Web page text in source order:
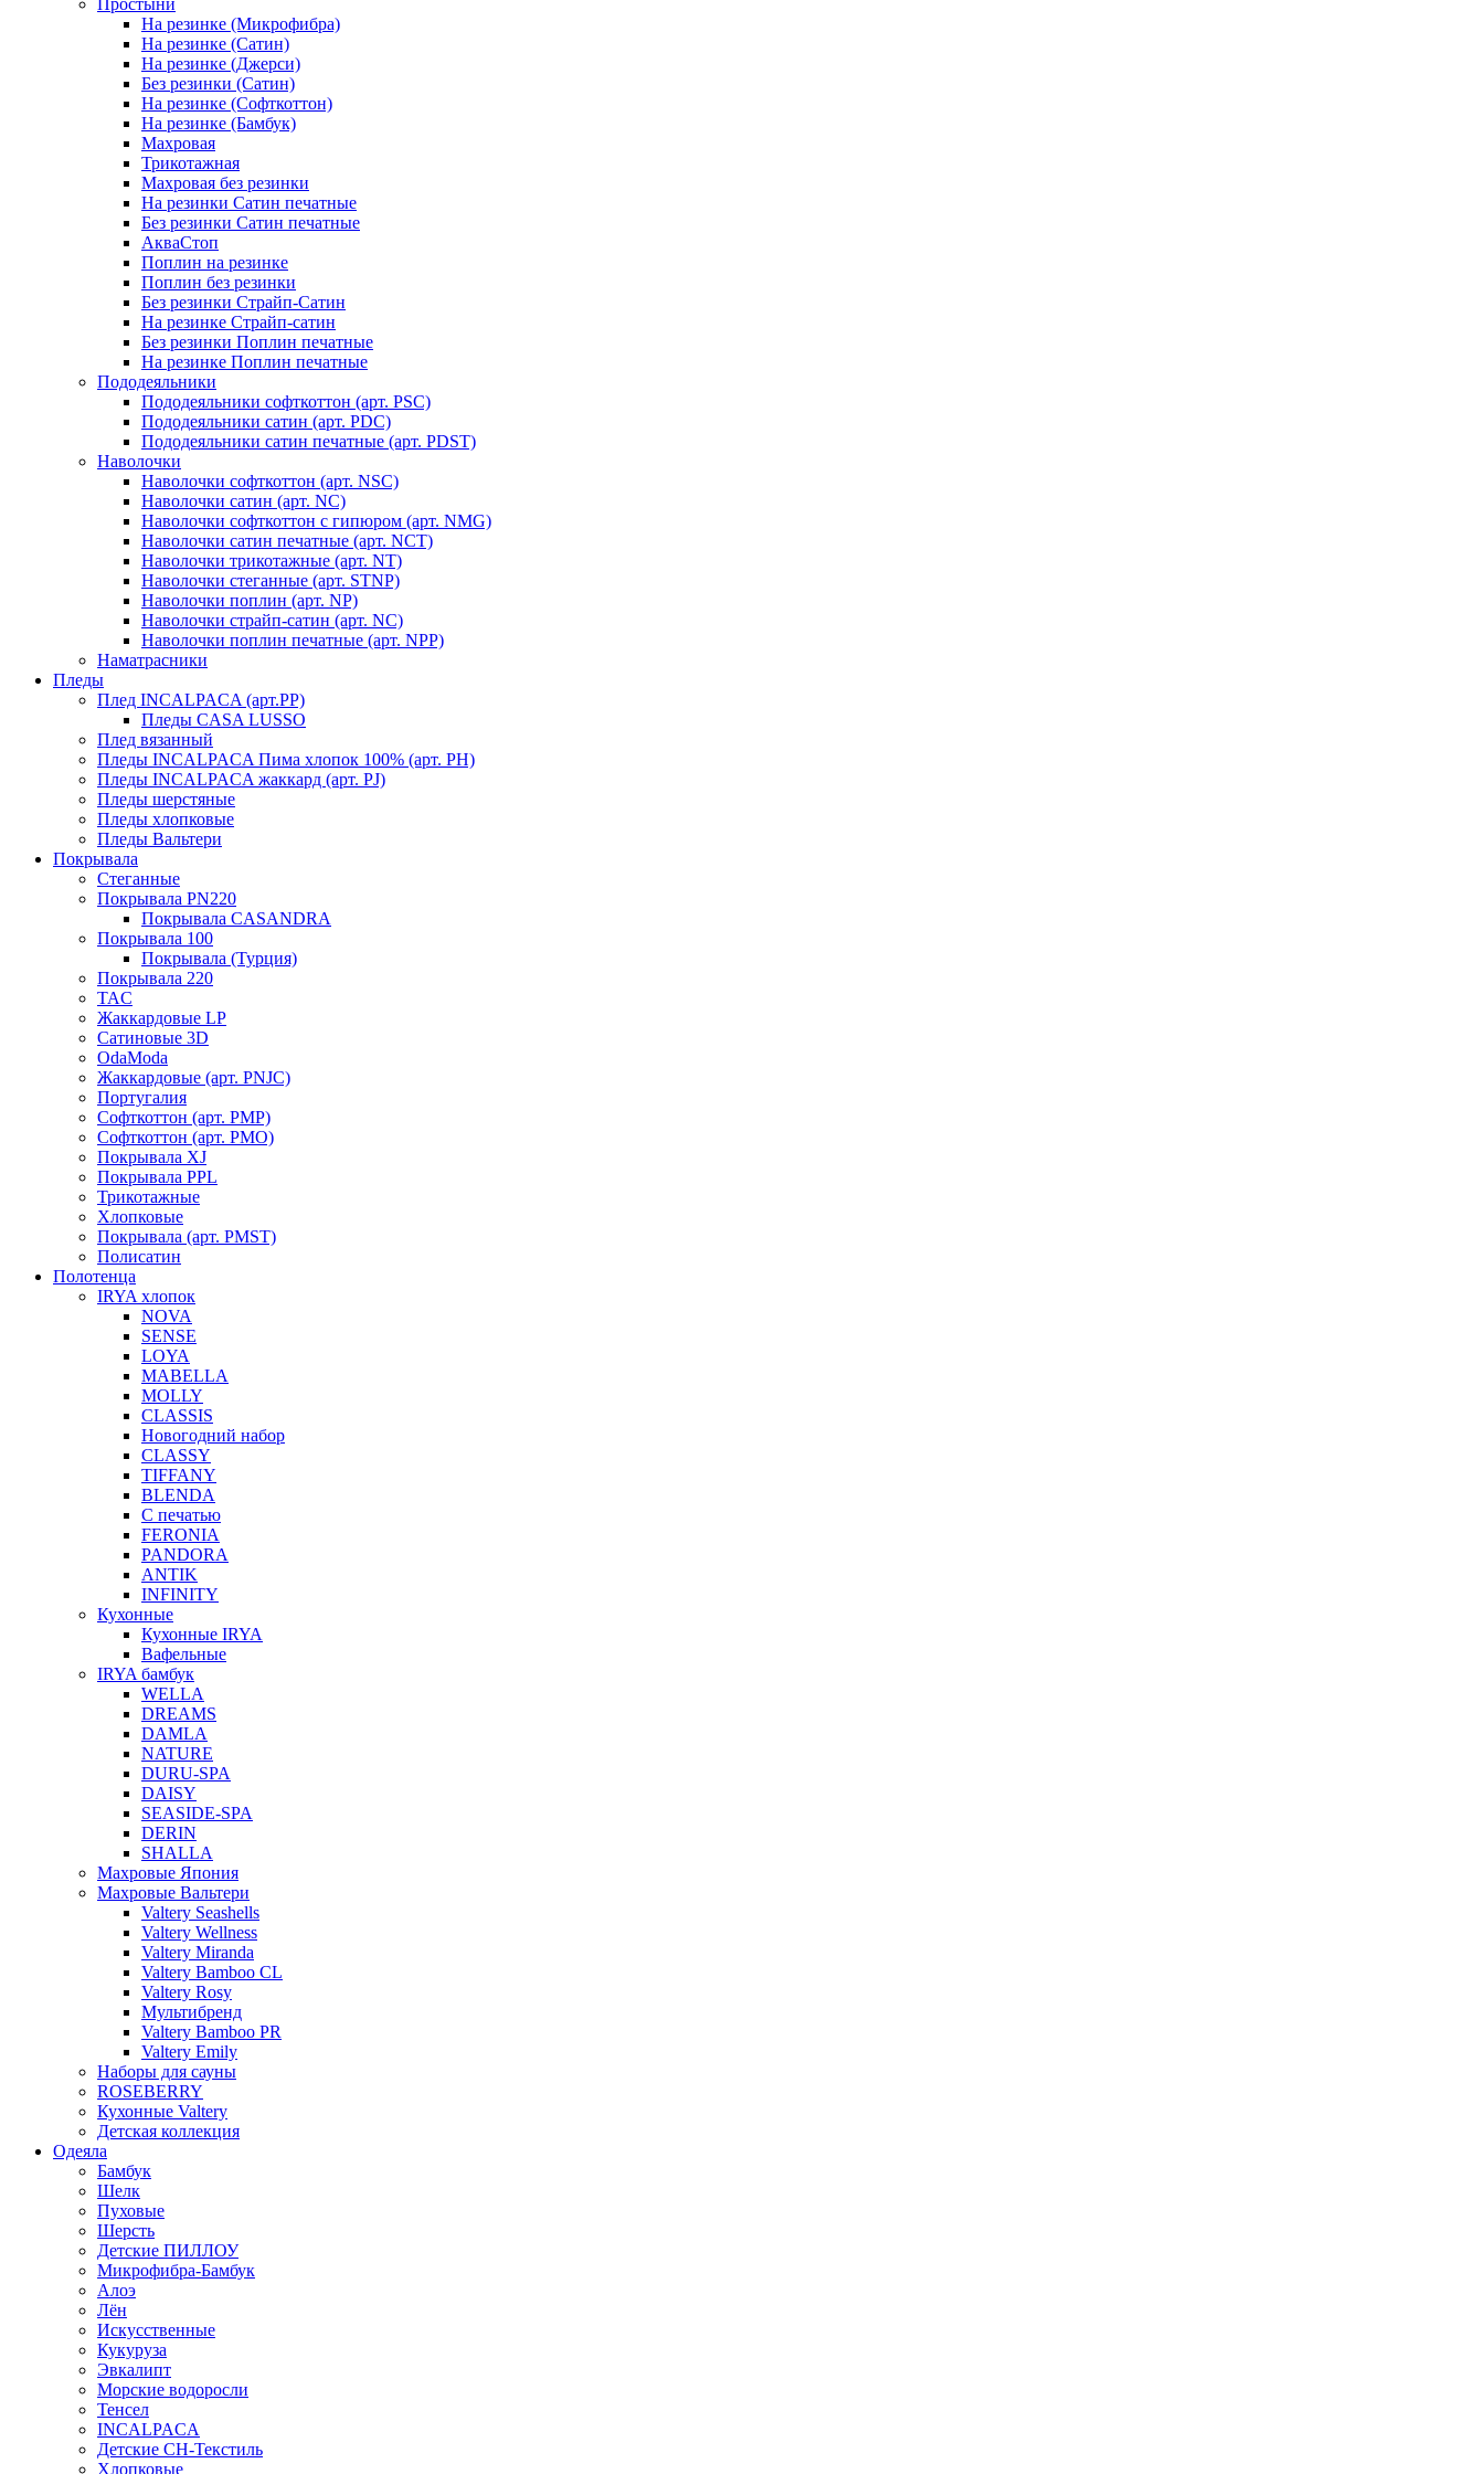
Простыни
На резинке (Микрофибра)
На резинке (Сатин)
На резинке (Джерси)
Без резинки (Сатин)
На резинке (Софткоттон)
На резинке (Бамбук)
Махровая
Трикотажная
Махровая без резинки
На резинки Сатин печатные
Без резинки Сатин печатные
АкваСтоп
Поплин на резинке
Поплин без резинки
Без резинки Страйп-Сатин
На резинке Страйп-сатин
Без резинки Поплин печатные
На резинке Поплин печатные
Пододеяльники
Пододеяльники софткоттон (арт. PSC)
Пододеяльники сатин (арт. PDC)
Пододеяльники сатин печатные (арт. PDST)
Наволочки
Наволочки софткоттон (арт. NSC)
Наволочки сатин (арт. NC)
Наволочки софткоттон с гипюром (арт. NMG)
Наволочки сатин печатные (арт. NCT)
Наволочки трикотажные (арт. NT)
Наволочки стеганные (арт. STNP)
Наволочки поплин (арт. NP)
Наволочки страйп-сатин (арт. NC)
Наволочки поплин печатные (арт. NPP)
Наматрасники
Пледы
Плед INCALPACA (арт.PP)
Пледы CASA LUSSO
Плед вязанный
Пледы INCALPACA Пима хлопок 100% (арт. PH)
Пледы INCALPACA жаккард (арт. PJ)
Пледы шерстяные
Пледы хлопковые
Пледы Вальтери
Покрывала
Стеганные
Покрывала PN220
Покрывала CASANDRA
Покрывала 100
Покрывала (Турция)
Покрывала 220
TAC
Жаккардовые LP
Сатиновые 3D
OdaModa
Жаккардовые (арт. PNJC)
Португалия
Софткоттон (арт. PMP)
Софткоттон (арт. PMO)
Покрывала XJ
Покрывала PPL
Трикотажные
Хлопковые
Покрывала (арт. PMST)
Полисатин
Полотенца
IRYA хлопок
NOVA
SENSE
LOYA
MABELLA
MOLLY
CLASSIS
Новогодний набор
CLASSY
TIFFANY
BLENDA
С печатью
FERONIA
PANDORA
ANTIK
INFINITY
Кухонные
Кухонные IRYA
Вафельные
IRYA бамбук
WELLA
DREAMS
DAMLA
NATURE
DURU-SPA
DAISY
SEASIDE-SPA
DERIN
SHALLA
Махровые Япония
Махровые Вальтери
Valtery Seashells
Valtery Wellness
Valtery Miranda
Valtery Bamboo CL
Valtery Rosy
Мультибренд
Valtery Bamboo PR
Valtery Emily
Наборы для сауны
ROSEBERRY
Кухонные Valtery
Детская коллекция
Одеяла
Бамбук
Шелк
Пуховые
Шерсть
Детские ПИЛЛОУ
Микрофибра-Бамбук
Алоэ
Лён
Искусственные
Кукуруза
Эвкалипт
Морские водоросли
Тенсел
INCALPACA
Детские СН-Текстиль
Хлопковые